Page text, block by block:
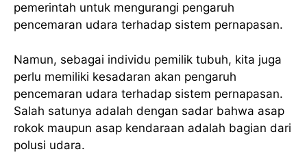
pemerintah untuk mengurangi pengaruh
pencemaran udara terhadap sistem pernapasan.
Namun, sebagai individu pemilik tubuh, kita juga
perlu memiliki kesadaran akan pengaruh
pencemaran udara terhadap sistem pernapasan.
Salah satunya adalah dengan sadar bahwa asap
rokok maupun asap kendaraan adalah bagian dari
polusi udara.